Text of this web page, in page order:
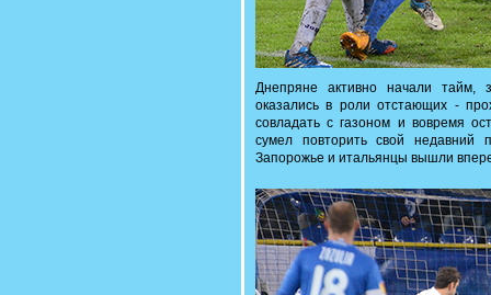
Днепряне активно начали тайм,
оказались в роли отстающих -
совладать с газоном и вовремя
сумел повторить свой недавний
Запорожье и итальянцы вышли